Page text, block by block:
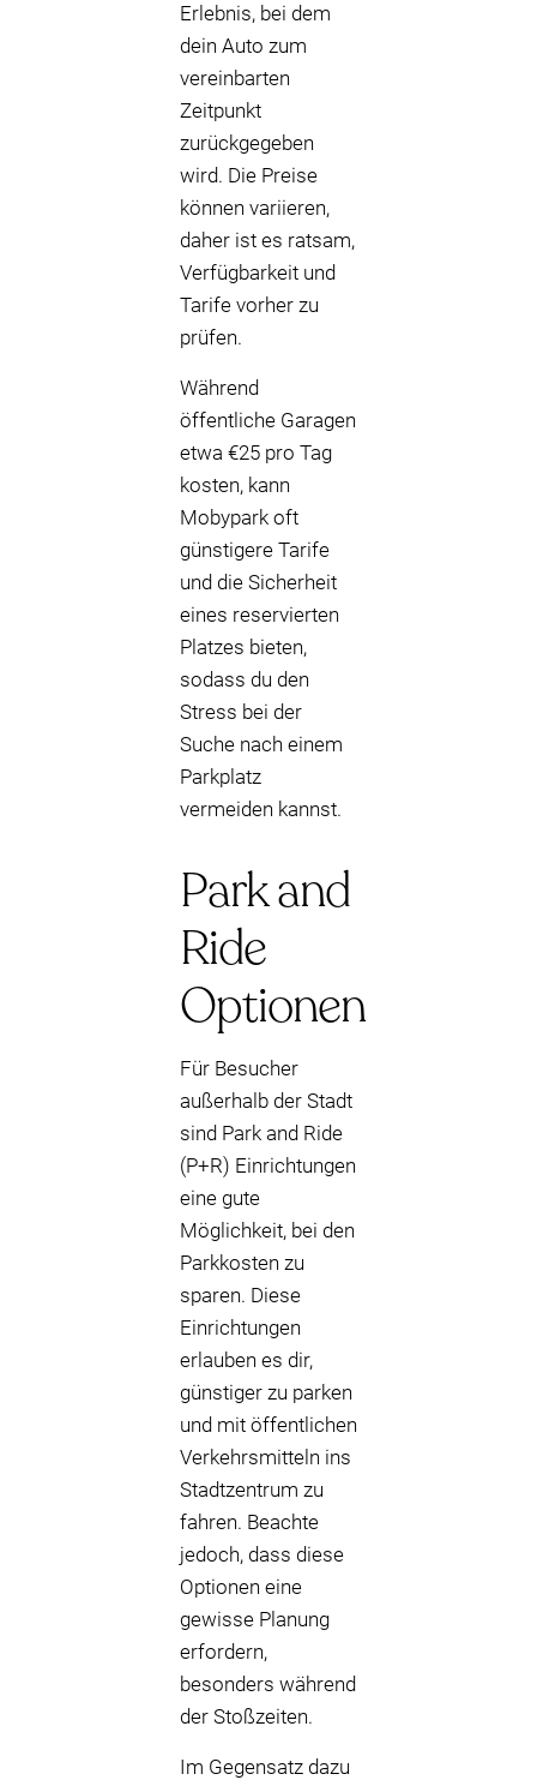
Erlebnis, bei dem
dein Auto zum
vereinbarten
Zeitpunkt
zurückgegeben
wird. Die Preise
können variieren,
daher ist es ratsam,
Verfügbarkeit und
Tarife vorher zu
prüfen.
Während
öffentliche Garagen
etwa €25 pro Tag
kosten, kann
Mobypark oft
günstigere Tarife
und die Sicherheit
eines reservierten
Platzes bieten,
sodass du den
Stress bei der
Suche nach einem
Parkplatz
vermeiden kannst.
Park and
Ride
Optionen
Für Besucher
außerhalb der Stadt
sind Park and Ride
(P+R) Einrichtungen
eine gute
Möglichkeit, bei den
Parkkosten zu
sparen. Diese
Einrichtungen
erlauben es dir,
günstiger zu parken
und mit öffentlichen
Verkehrsmitteln ins
Stadtzentrum zu
fahren. Beachte
jedoch, dass diese
Optionen eine
gewisse Planung
erfordern,
besonders während
der Stoßzeiten.
Im Gegensatz dazu